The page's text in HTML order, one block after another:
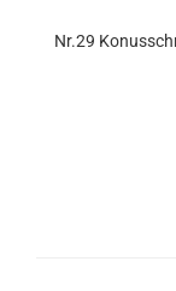
Nr.29